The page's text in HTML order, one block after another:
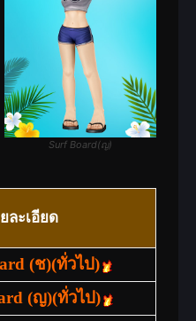
Surf Board(ญ)
ละเอียด
(ช)(ทั่วไป)
(ญ)(ทั่วไป)